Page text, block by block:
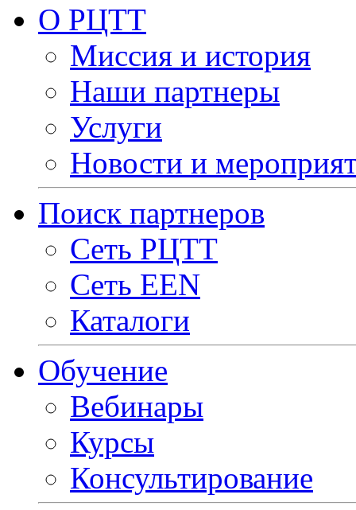
О РЦТТ
Миссия и история
Наши партнеры
Услуги
Новости и
Поиск партнеров
Сеть РЦТТ
Сеть EEN
Каталоги
Обучение
Вебинары
Курсы
Консультирование